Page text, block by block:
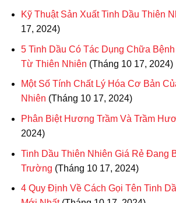
Kỹ Thuật Sản Xuất Tinh Dầu Thiên
17, 2024)
5 Tinh Dầu Có Tác Dụng Chữa
Từ Thiên Nhiên (Tháng 10 17, 2024)
Một Số Tính Chất Lý Hóa Cơ Bản
Nhiên (Tháng 10 17, 2024)
Phân Biệt Hương Trầm Và Trầm
2024)
Tinh Dầu Thiên Nhiên Giá Rẻ Đang
Trường (Tháng 10 17, 2024)
4 Quy Định Về Cách Gọi Tên Tinh